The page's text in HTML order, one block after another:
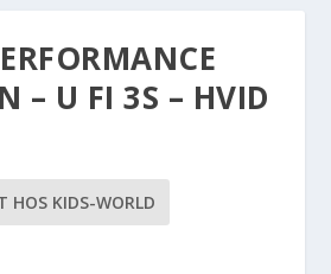
– U FI 3S – HVID
HOS KIDS-WORLD